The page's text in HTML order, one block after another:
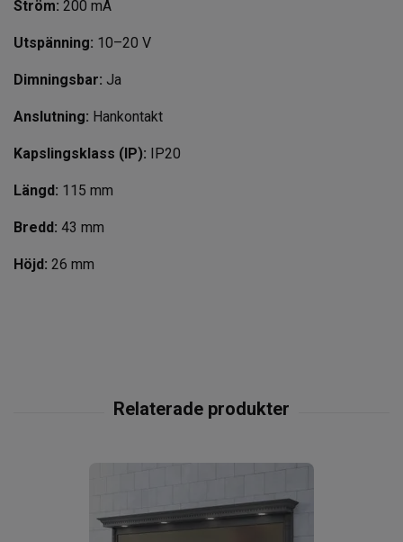
Ström: 200 mA
Utspänning: 10–20 V
Dimningsbar: Ja
Anslutning: Hankontakt
Kapslingsklass (IP): IP20
Längd: 115 mm
Bredd: 43 mm
Höjd: 26 mm